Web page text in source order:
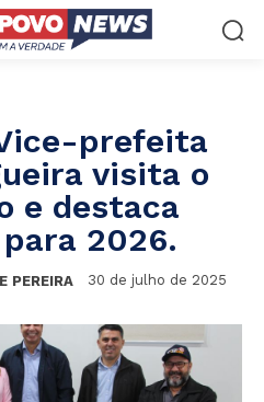
prefeita
visita o
e destaca
2026.
PEREIRA 30 de julho de 2025